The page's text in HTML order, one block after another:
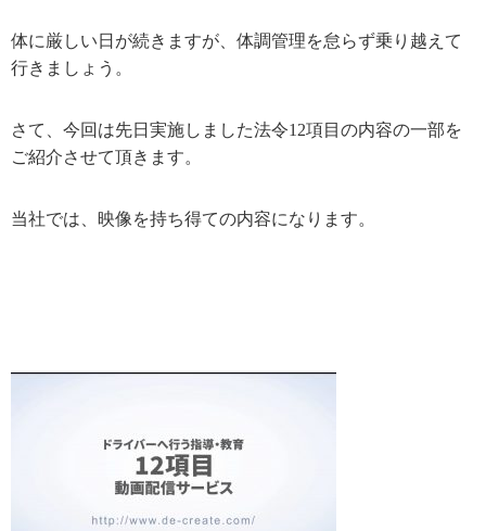
体に厳しい日が続きますが、体調管理を怠らず乗り越えて
行きましょう。
さて、今回は先日実施しました法令12項目の内容の一部を
ご紹介させて頂きます。
当社では、映像を持ち得ての内容になります。